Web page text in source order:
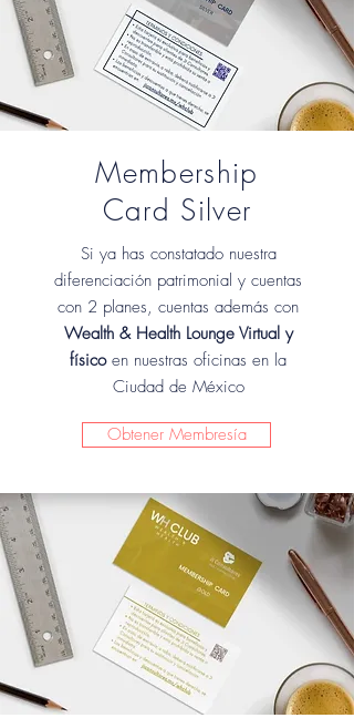
Membership
Card Silver
Si ya has constatado nuestra
diferenciación patrimonial y cuentas
con 2 planes, cuentas además con
Wealth & Health Lounge Virtual y
físicoen nuestras oficinas en la
Ciudad de México
Obtener Membresía